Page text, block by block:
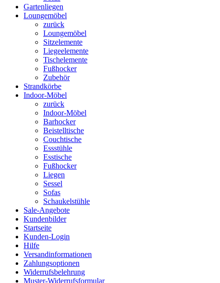
Gartenliegen
Loungemöbel
zurück
Loungemöbel
Sitzelemente
Liegeelemente
Tischelemente
Fußhocker
Zubehör
Strandkörbe
Indoor-Möbel
zurück
Indoor-Möbel
Barhocker
Beistelltische
Couchtische
Essstühle
Esstische
Fußhocker
Liegen
Sessel
Sofas
Schaukelstühle
Sale-Angebote
Kundenbilder
Startseite
Kunden-Login
Hilfe
Versandinformationen
Zahlungsoptionen
Widerrufsbelehrung
Muster-Widerrufsformular